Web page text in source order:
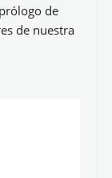
de
de nuestra